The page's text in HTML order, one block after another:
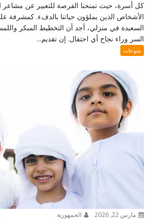
كل أسرة، حيث تمنحنا الفرصة للتعبير عن مشاعر
الأشخاص الذين يملؤون حياتنا بالدفء. كمشرفة
السعيدة في منزلي، أجد أن التخطيط المبكر
السر وراء نجاح أي احتفال. إن تقديم...
منوعات
مارس 22, 2026 الجمهورية